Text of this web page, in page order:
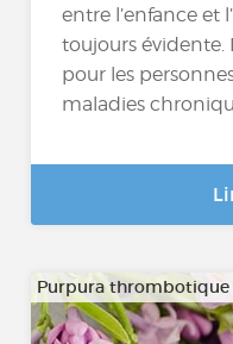
entre l’enfance et
toujours évidente.
pour les
maladies
Purpura